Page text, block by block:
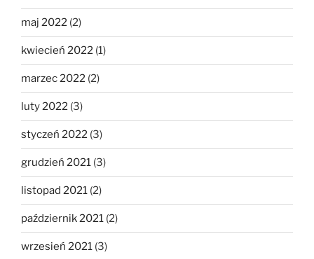
maj 2022 (2)
kwiecień 2022 (1)
marzec 2022 (2)
luty 2022 (3)
styczeń 2022 (3)
grudzień 2021 (3)
listopad 2021 (2)
październik 2021 (2)
wrzesień 2021 (3)